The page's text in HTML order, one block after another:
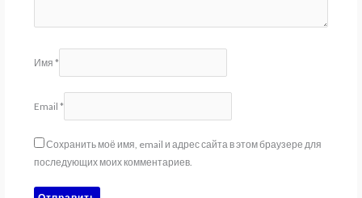
Имя *
Email *
Сохранить моё имя, email и адрес сайта в этом браузере для
последующих моих комментариев.